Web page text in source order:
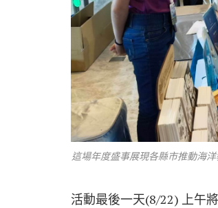
這場年度盛事展現各縣市推動海
活動最後一天(8/22) 上午